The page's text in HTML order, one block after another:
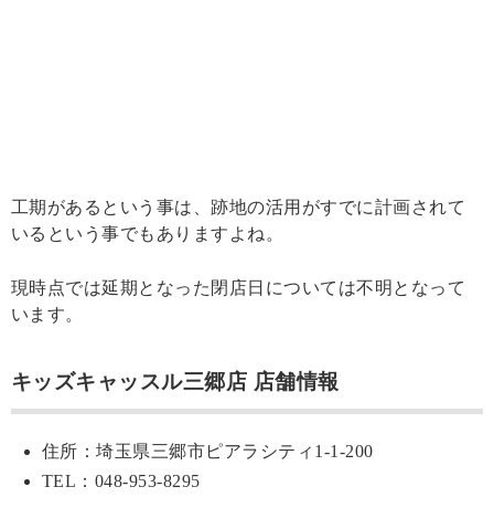
工期があるという事は、跡地の活用がすでに計画されて
いるという事でもありますよね。
現時点では延期となった閉店日については不明となって
います。
キッズキャッスル三郷店 店舗情報
住所：埼玉県三郷市ピアラシティ1-1-200
TEL：048-953-8295